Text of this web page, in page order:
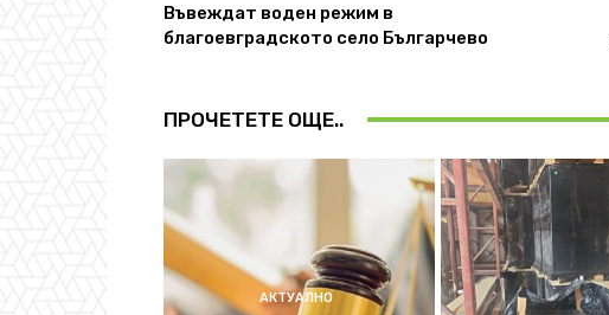
Въвеждат воден режим в
благоевградското село Българчево
ПРОЧЕТЕТЕ ОЩЕ..
АКТУАЛНО